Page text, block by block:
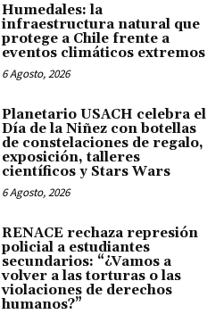
Humedales: la
infraestructura natural que
protege a Chile frente a
eventos climáticos extremos
6 Agosto, 2026
Planetario USACH celebra el
Día de la Niñez con botellas
de constelaciones de regalo,
exposición, talleres
científicos y Stars Wars
6 Agosto, 2026
RENACE rechaza represión
policial a estudiantes
secundarios: “¿Vamos a
volver a las torturas o las
violaciones de derechos
humanos?”